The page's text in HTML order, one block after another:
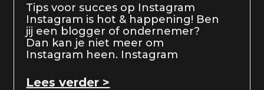
Tips voor succes op Instagram
Instagram is hot & happening! Ben
jij een blogger of ondernemer?
Dan kan je niet meer om
Instagram heen. Instagram
Lees verder >